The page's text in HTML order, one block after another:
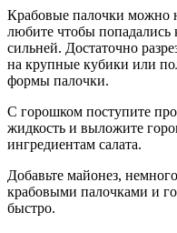
Крабовые палочки можно
любите чтобы попадались
сильней. Достаточно
на крупные кубики или
формы палочки.
С горошком поступите
жидкость и выложите
ингредиентам салата.
Добавьте майонез,
крабовыми палочками и
быстро.